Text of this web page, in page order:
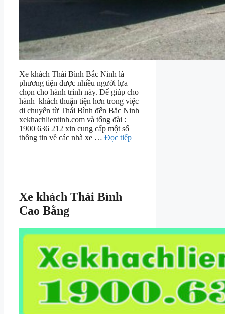
Xe khách Thái Bình Bắc Ninh là
phương tiện được nhiều người lựa
chọn cho hành trình này. Để giúp cho
hành khách thuận tiện hơn trong việc
di chuyển từ Thái Bình đến Bắc Ninh
xekhachlientinh.com và tổng đài :
1900 636 212 xin cung cấp một số
thông tin về các nhà xe … Đọc tiếp
Xe khách Thái Bình
Cao Bằng